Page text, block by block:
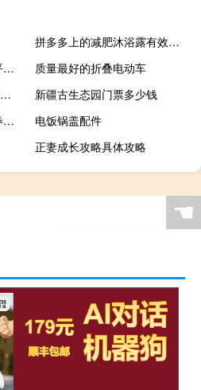
拼多多上的减肥沐浴露有效果吗
2023-11-15广东河源市和平县(鹿茸菇)的报价是多少
质量最好的折叠电动车
新股申购成功后几天上市（新股申购成功后多久上市）
新疆古生态园门票多少钱
监管鼓励律所起草招股书 券商投行IPO主导地位或将弱化
电饭锅盖配件
正妻成长攻略具体攻略
☚